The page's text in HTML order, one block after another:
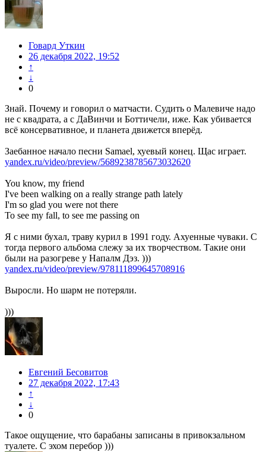
Говард Уткин
26 декабря 2022, 19:52
↑
↓
0
Знай. Почему и говорил о матчасти. Судить о Малевиче надо
не с квадрата, а с ДаВинчи и Боттичели, иже. Как убивается
всё консервативное, и планета движется вперёд.
Заебанное начало песни Samael, хуевый конец. Щас играет.
yandex.ru/video/preview/5689238785673032620
You know, my friend
I've been walking on a really strange path lately
I'm so glad you were not there
To see my fall, to see me passing on
Я с ними бухал, траву курил в 1991 году. Ахуенные чуваки. С
тогда первого альбома слежу за их творчеством. Такие они
были на разогреве у Напалм Дэз. )))
yandex.ru/video/preview/978111899645708916
Выросли. Но шарм не потеряли.
)))
Евгений Бесовитов
27 декабря 2022, 17:43
↑
↓
0
Такое ощущение, что барабаны записаны в привокзальном
туалете. С эхом перебор )))